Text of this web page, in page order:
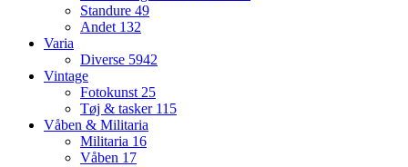
Standure 49
Andet 132
Varia
Diverse 5942
Vintage
Fotokunst 25
Tøj & tasker 115
Våben & Militaria
Militaria 16
Våben 17